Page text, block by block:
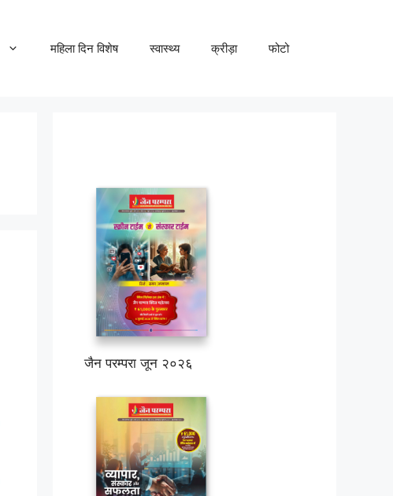
महिला दिन विशेष स्वास्थ्य क्रीड़ा फोटो
जैन परम्परा जून २०२६